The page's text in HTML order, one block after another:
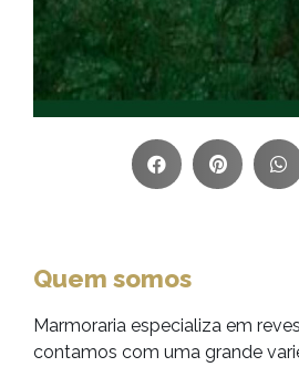
Quem somos
Marmoraria especializa em
contamos com uma grande